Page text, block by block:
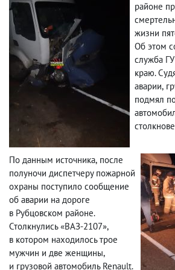
районе
жизни
Об этом
служба
краю.
аварии,
подмял
По данным источника, после
полуночи диспетчеру пожарной
охраны поступило сообщение
об аварии на дороге
в Рубцовском районе.
Столкнулись «ВАЗ-2107»,
в котором находилось трое
мужчин и две женщины,
и грузовой автомобиль Renault.